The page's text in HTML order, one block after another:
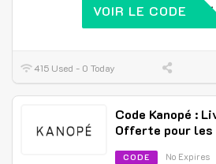
VOIR LE CODE
415 Used - 0 Today
Code Kanopé :
Offerte pour
CODE No Expires